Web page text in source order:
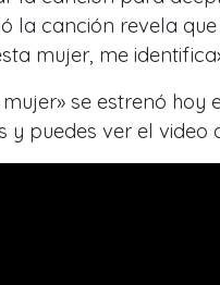
la canción revela
mujer, me
se estrenó hoy
puedes ver el video